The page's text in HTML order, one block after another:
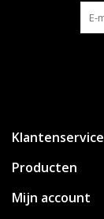
Klantenservice
Producten
Mijn account